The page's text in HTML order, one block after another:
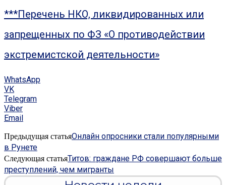
***Перечень НКО, ликвидированных или
запрещенных по ФЗ «О противодействии
экстремистской деятельности»
WhatsApp
VK
Telegram
Viber
Email
Предыдущая статьяОнлайн опросники стали популярными
в Рунете
Следующая статьяТитов: граждане РФ совершают больше
преступлений, чем мигранты